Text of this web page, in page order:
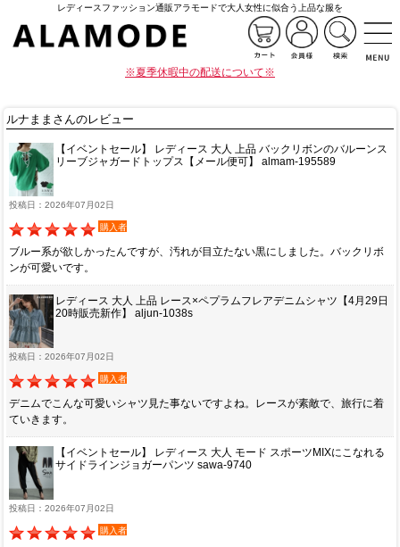
レディースファッション通販アラモードで大人女性に似合う上品な服を
※夏季休暇中の配送について※
ルナままさんのレビュー
【イベントセール】 レディース 大人 上品 バックリボンのバルーンス
リーブジャガードトップス【メール便可】 almam-195589
投稿日：2026年07月02日
購入者
ブルー系が欲しかったんですが、汚れが目立たない黒にしました。バックリボ
ンが可愛いです。
レディース 大人 上品 レース×ペプラムフレアデニムシャツ【4月29日
20時販売新作】 aljun-1038s
投稿日：2026年07月02日
購入者
デニムでこんな可愛いシャツ見た事ないですよね。レースが素敵で、旅行に着
ていきます。
【イベントセール】 レディース 大人 モード スポーツMIXにこなれる
サイドラインジョガーパンツ sawa-9740
投稿日：2026年07月02日
購入者